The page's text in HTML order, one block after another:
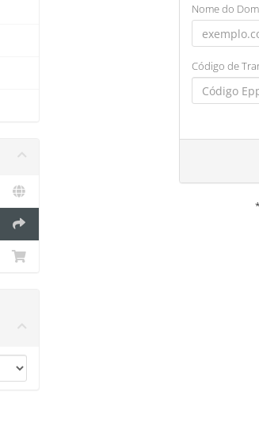
Nome do
Código de